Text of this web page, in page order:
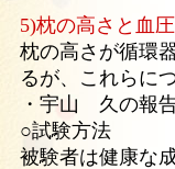
5)枕の高さと血
枕の高さが循環
るが、これらに
・宇山 久の報告
○試験方法
被験者は健康な